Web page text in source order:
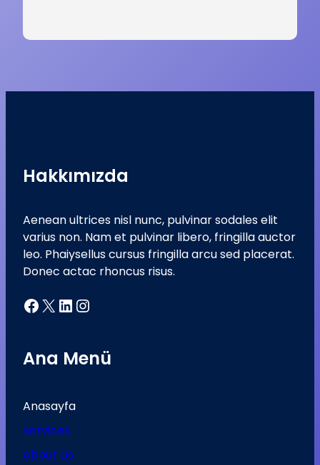
Hakkımızda
Aenean ultrices nisl nunc, pulvinar sodales elit
varius non. Nam et pulvinar libero, fringilla auctor
leo. Phaiysellus cursus fringilla arcu sed placerat.
Donec actac rhoncus risus.
Facebook X LinkedIn Instagram
Ana Menü
Anasayfa
Services
About Us